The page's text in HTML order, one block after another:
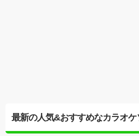
最新の人気&おすすめなカラオケ